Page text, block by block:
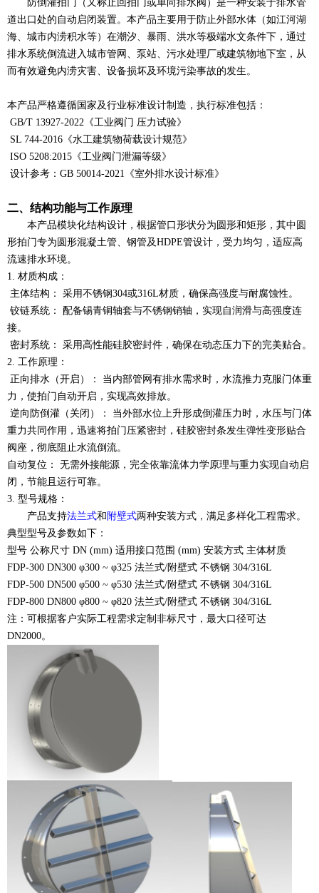
防倒灌拍门（又称止回拍门或单向排水阀）是一种安装于排水管
道出口处的自动启闭装置。本产品主要用于防止外部水体（如江河湖
海、城市内涝积水等）在潮汐、暴雨、洪水等极端水文条件下，通过
排水系统倒流进入城市管网、泵站、污水处理厂或建筑物地下室，从
而有效避免内涝灾害、设备损坏及环境污染事故的发生。
本产品严格遵循国家及行业标准设计制造，执行标准包括：
GB/T 13927-2022《工业阀门 压力试验》
SL 744-2016《水工建筑物荷载设计规范》
ISO 5208:2015《工业阀门泄漏等级》
设计参考： GB 50014-2021《室外排水设计标准》
二、结构功能与工作原理
本产品模块化结构设计，根据管口形状分为圆形和矩形，其中圆
形拍门专为圆形混凝土管、钢管及HDPE管设计，受力均匀，适应高
流速排水环境。
1. 材质构成：
主体结构：
采用不锈钢304或316L材质，确保高强度与耐腐蚀性。
铰链系统：
配备锡青铜轴套与不锈钢销轴，实现自润滑与高强度连
接。
密封系统：
采用高性能硅胶密封件，确保在动态压力下的完美贴合。
2. 工作原理：
正向排水（开启）：
当内部管网有排水需求时，水流推力克服门体重
力，使拍门自动开启，实现高效排放。
逆向防倒灌（关闭）：
当外部水位上升形成倒灌压力时，水压与门体
重力共同作用，迅速将拍门压紧密封，硅胶密封条发生弹性变形贴合
阀座，彻底阻止水流倒流。
自动复位：
无需外接能源，完全依靠流体力学原理与重力实现自动启
闭，节能且运行可靠。
3. 型号规格：
产品支持法兰式和 附壁式两种安装方式，满足多样化工程需求。
典型型号及参数如下：
型号 公称尺寸 DN (mm) 适用接口范围 (mm) 安装方式 主体材质
FDP-300 DN300 φ300 ~ φ325 法兰式/附壁式 不锈钢 304/316L
FDP-500 DN500 φ500 ~ φ530 法兰式/附壁式 不锈钢 304/316L
FDP-800 DN800 φ800 ~ φ820 法兰式/附壁式 不锈钢 304/316L
注：可根据客户实际工程需求定制非标尺寸，最大口径可达
DN2000。